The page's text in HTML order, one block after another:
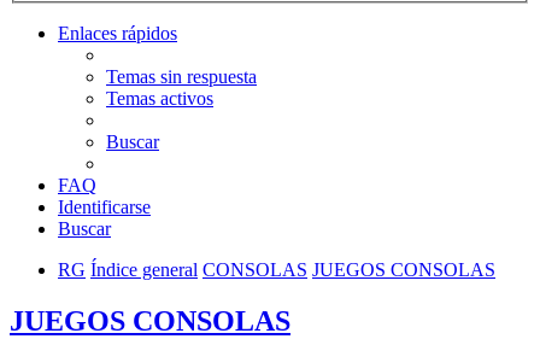
Enlaces rápidos
Temas sin respuesta
Temas activos
Buscar
FAQ
Identificarse
Buscar
RG Índice general CONSOLAS JUEGOS CONSOLAS
JUEGOS CONSOLAS